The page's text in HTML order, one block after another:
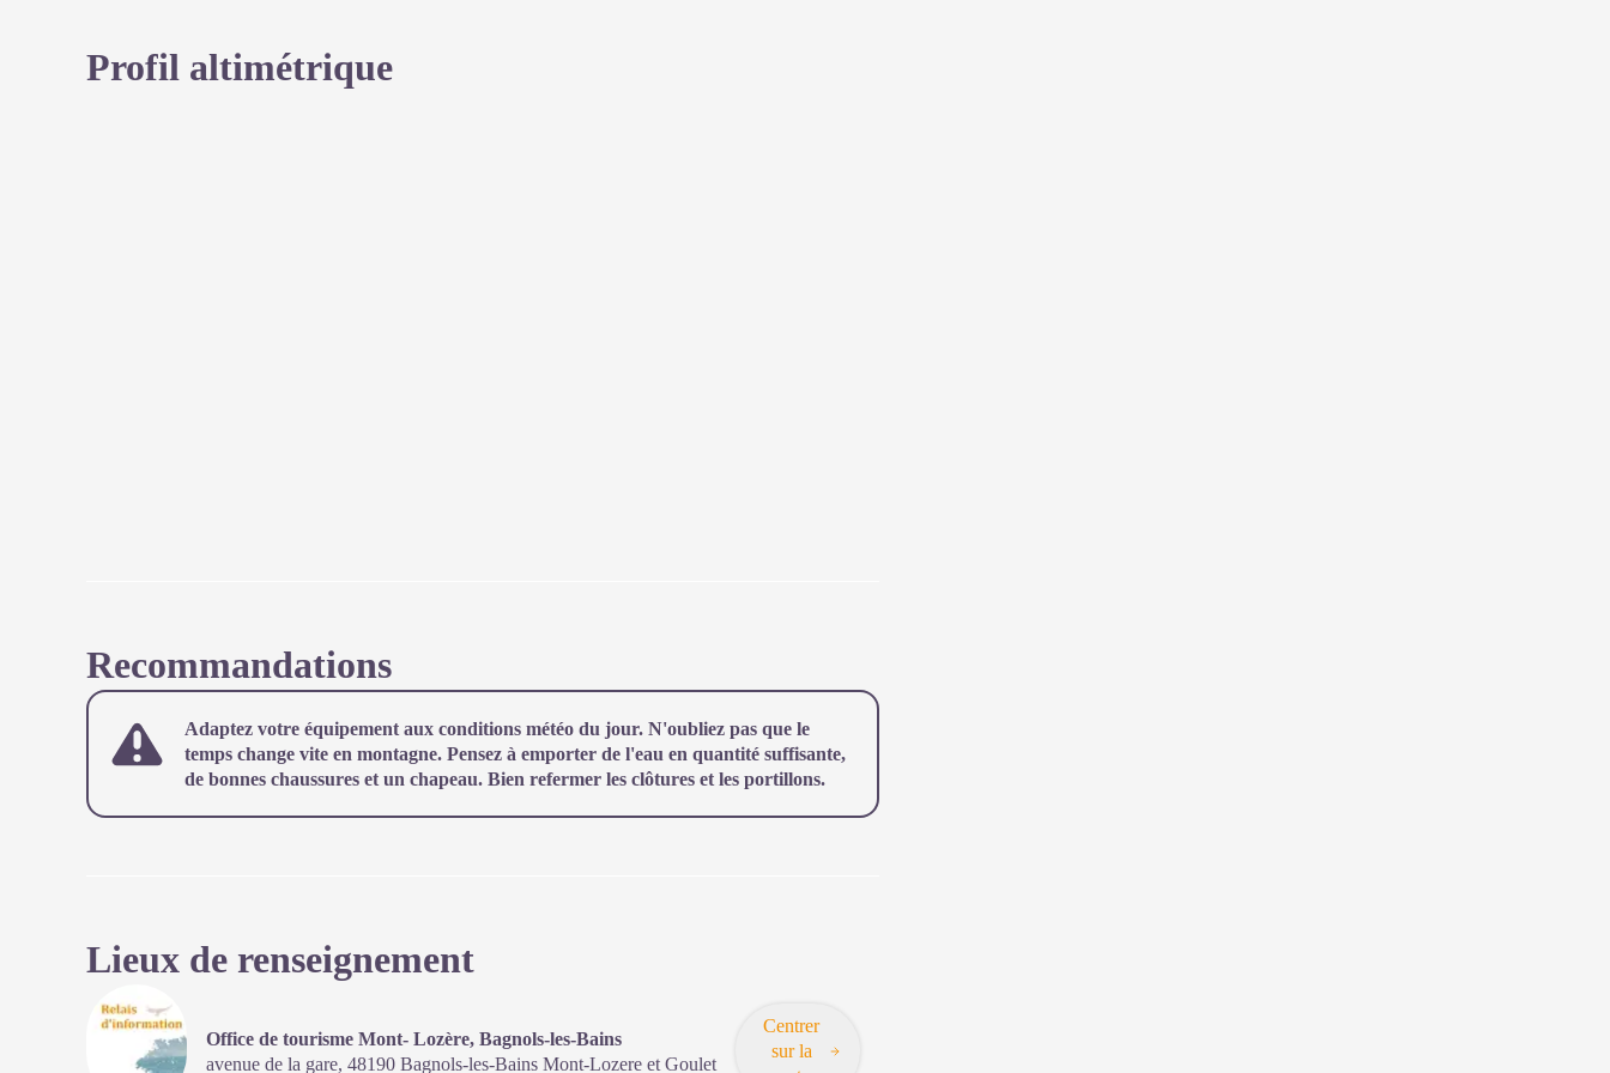
Profil altimétrique
Recommandations
Adaptez votre équipement aux conditions météo du jour. N'oubliez pas que le
temps change vite en montagne. Pensez à emporter de l'eau en quantité suffisante,
de bonnes chaussures et un chapeau. Bien refermer les clôtures et les portillons.
Lieux de renseignement
Office de tourisme Mont- Lozère, Bagnols-les-Bains
avenue de la gare, 48190 Bagnols-les-Bains Mont-Lozere et Goulet
Centrer
sur la